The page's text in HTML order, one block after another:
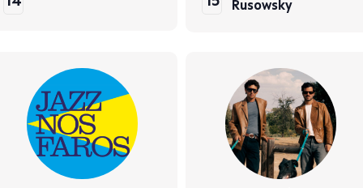
Rusowsky